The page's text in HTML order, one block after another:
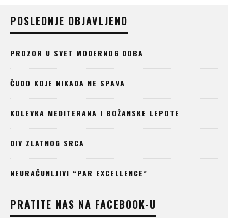
POSLEDNJE OBJAVLJENO
PROZOR U SVET MODERNOG DOBA
ČUDO KOJE NIKADA NE SPAVA
KOLEVKA MEDITERANA I BOŽANSKE LEPOTE
DIV ZLATNOG SRCA
NEURAČUNLJIVI “PAR EXCELLENCE”
PRATITE NAS NA FACEBOOK-U